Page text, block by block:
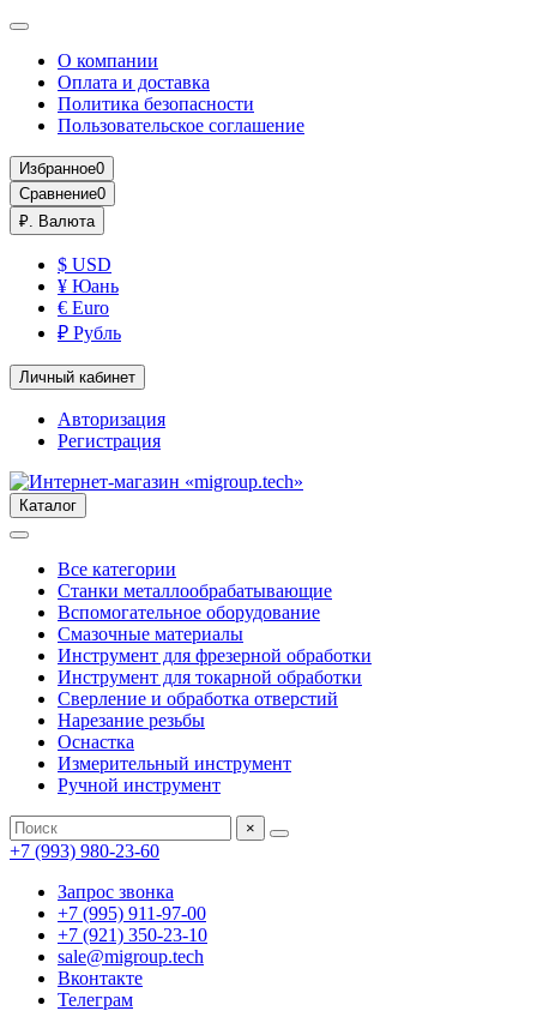
О компании
Оплата и доставка
Политика безопасности
Пользовательское соглашение
Избранное0
Сравнение0
₽. Валюта
$ USD
¥ Юань
€ Euro
₽ Рубль
Личный кабинет
Авторизация
Регистрация
Каталог
Все категории
Станки металлообрабатывающие
Вспомогательное оборудование
Смазочные материалы
Инструмент для фрезерной обработки
Инструмент для токарной обработки
Сверление и обработка отверстий
Нарезание резьбы
Оснастка
Измерительный инструмент
Ручной инструмент
×
+7 (993) 980-23-60
Запрос звонка
+7 (995) 911-97-00
+7 (921) 350-23-10
sale@migroup.tech
Вконтакте
Телеграм